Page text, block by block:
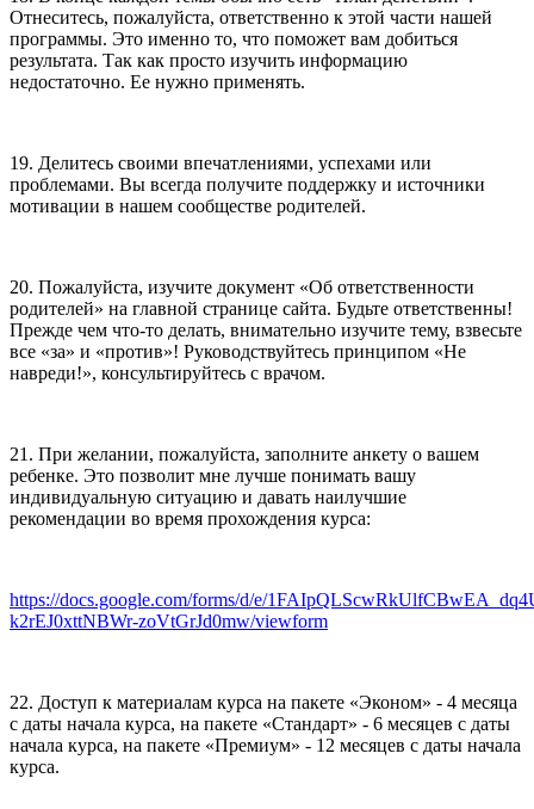
Отнеситесь, пожалуйста, ответственно к этой части нашей
программы. Это именно то, что поможет вам добиться
результата. Так как просто изучить информацию
недостаточно. Ее нужно применять.
19. Делитесь своими впечатлениями, успехами или
проблемами. Вы всегда получите поддержку и источники
мотивации в нашем сообществе родителей.
20. Пожалуйста, изучите документ «Об ответственности
родителей» на главной странице сайта. Будьте ответственны!
Прежде чем что-то делать, внимательно изучите тему, взвесьте
все «за» и «против»! Руководствуйтесь принципом «Не
навреди!», консультируйтесь с врачом.
21. При желании, пожалуйста, заполните анкету о вашем
ребенке. Это позволит мне лучше понимать вашу
индивидуальную ситуацию и давать наилучшие
рекомендации во время прохождения курса:
https://docs.google.com/forms/d/e/
k2rEJ0xttNBWr-zoVtGrJd0mw/viewform
22. Доступ к материалам курса на пакете «Эконом» - 4 месяца
с даты начала курса, на пакете «Стандарт» - 6 месяцев с даты
начала курса, на пакете «Премиум» - 12 месяцев с даты начала
курса.